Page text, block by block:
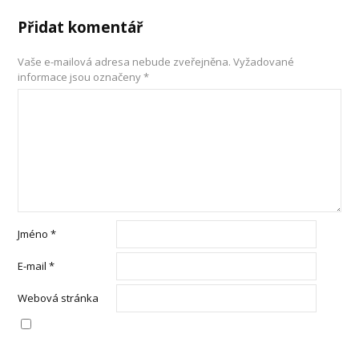
Přidat komentář
Vaše e-mailová adresa nebude zveřejněna. Vyžadované
informace jsou označeny*
Jméno*
E-mail*
Webová stránka